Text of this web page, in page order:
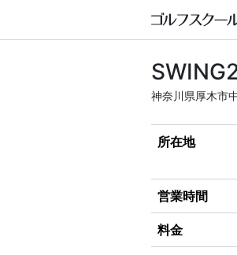
神奈川県厚木市
所在地
営業時間
料金